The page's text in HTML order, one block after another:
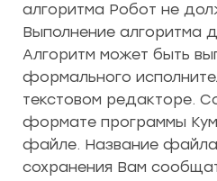
алгоритма Робот не
Выполнение алгоритма
Алгоритм может быть
формального
текстовом редакторе.
формате программы
файле. Название файла
сохранения Вам